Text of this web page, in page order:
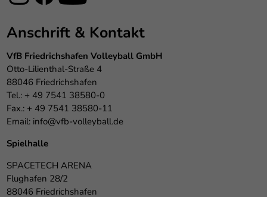
Anschrift & Kontakt
VfB Friedrichshafen Volleyball GmbH
Otto-Lilienthal-Straße 4
88046 Friedrichshafen
Tel.: + 49 7541 38580-0
Fax.: + 49 7541 38580-11
Email: info@vfb-volleyball.de
Spielhalle
SPACETECH ARENA
Flughafen 28/2
88046 Friedrichshafen